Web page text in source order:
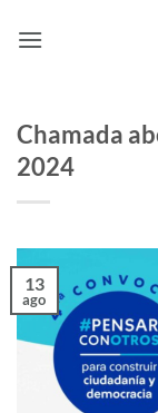
Chamada
2024
13
ago